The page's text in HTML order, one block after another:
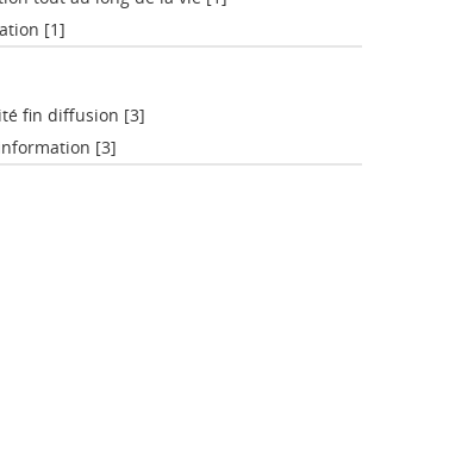
tout au long de la vie
[1]
fin diffusion
[3]